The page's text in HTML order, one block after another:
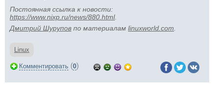
Постоянная ссылка к новости:
https://www.nixp.ru/news/880.html.
Дмитрий Шурупов по материалам linuxworld.com
Linux
Комментировать (0)